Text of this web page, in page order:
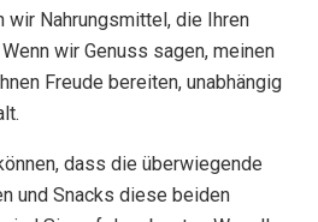
wir Nahrungsmittel, die Ihren
wir Genuss sagen, meinen
Freude bereiten, unabhängig
dass die überwiegende
und Snacks diese beiden